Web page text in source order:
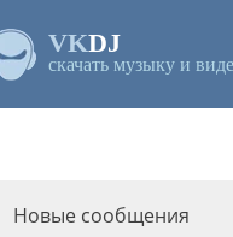
VKDJ
скачать музыку и
Новые сообщения